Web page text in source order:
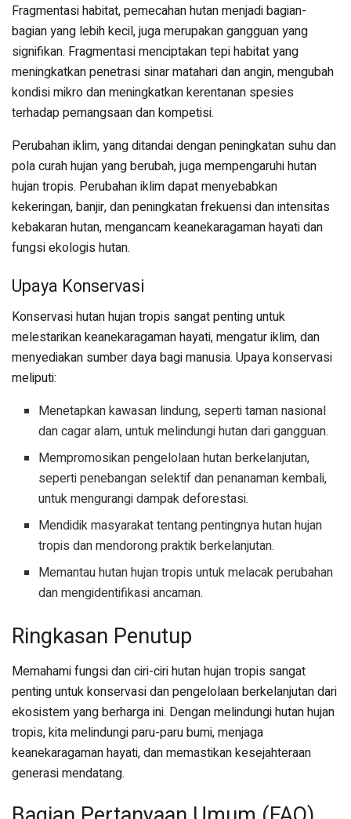
Fragmentasi habitat, pemecahan hutan menjadi bagian-
bagian yang lebih kecil, juga merupakan gangguan yang
signifikan. Fragmentasi menciptakan tepi habitat yang
meningkatkan penetrasi sinar matahari dan angin, mengubah
kondisi mikro dan meningkatkan kerentanan spesies
terhadap pemangsaan dan kompetisi.
Perubahan iklim, yang ditandai dengan peningkatan suhu dan
pola curah hujan yang berubah, juga mempengaruhi hutan
hujan tropis. Perubahan iklim dapat menyebabkan
kekeringan, banjir, dan peningkatan frekuensi dan intensitas
kebakaran hutan, mengancam keanekaragaman hayati dan
fungsi ekologis hutan.
Upaya Konservasi
Konservasi hutan hujan tropis sangat penting untuk
melestarikan keanekaragaman hayati, mengatur iklim, dan
menyediakan sumber daya bagi manusia. Upaya konservasi
meliputi:
Menetapkan kawasan lindung, seperti taman nasional
dan cagar alam, untuk melindungi hutan dari gangguan.
Mempromosikan pengelolaan hutan berkelanjutan,
seperti penebangan selektif dan penanaman kembali,
untuk mengurangi dampak deforestasi.
Mendidik masyarakat tentang pentingnya hutan hujan
tropis dan mendorong praktik berkelanjutan.
Memantau hutan hujan tropis untuk melacak perubahan
dan mengidentifikasi ancaman.
Ringkasan Penutup
Memahami fungsi dan ciri-ciri hutan hujan tropis sangat
penting untuk konservasi dan pengelolaan berkelanjutan dari
ekosistem yang berharga ini. Dengan melindungi hutan hujan
tropis, kita melindungi paru-paru bumi, menjaga
keanekaragaman hayati, dan memastikan kesejahteraan
generasi mendatang.